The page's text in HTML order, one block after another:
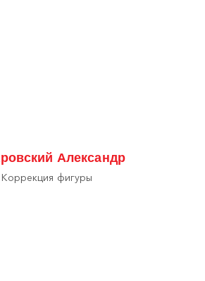
Александр
Коррекция фигуры